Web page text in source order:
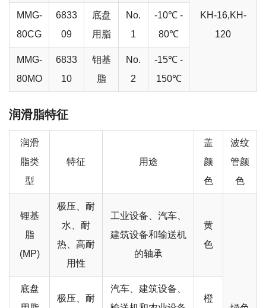
KH-16,KH-
120
MMG-
80CG
6833
09
底盘
用脂
No.
1
-10℃ -
80℃
MMG-
80MO
6833
10
钼基
脂
No.
2
-15℃ -
150℃
润滑脂特征
润滑
脂类
型
特征 用途
盖
颜
色
波纹
管颜
色
锂基
脂
(MP)
极压、耐
水、耐
热、高耐
用性
工业设备、汽车、
建筑设备和输送机
的轴承
黄
色
底盘
极压、耐
汽车、建筑设备、
橙